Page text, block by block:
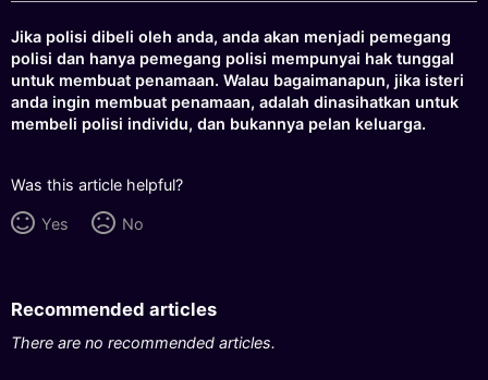
Jika polisi dibeli oleh anda, anda akan menjadi pemegang
polisi dan hanya pemegang polisi mempunyai hak tunggal
untuk membuat penamaan. Walau bagaimanapun, jika isteri
anda ingin membuat penamaan, adalah dinasihatkan untuk
membeli polisi individu, dan bukannya pelan keluarga.
Was this article helpful?
Yes No
Recommended articles
There are no recommended articles.